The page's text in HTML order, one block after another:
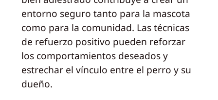
entorno seguro tanto para la mascota
como para la comunidad. Las técnicas
de refuerzo positivo pueden reforzar
los comportamientos deseados y
estrechar el vínculo entre el perro y su
dueño.